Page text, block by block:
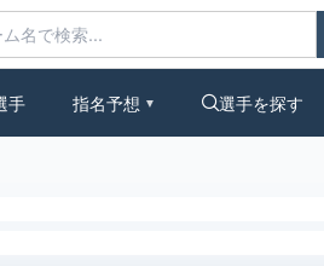
手 指名予想 ▼ 選手を探す